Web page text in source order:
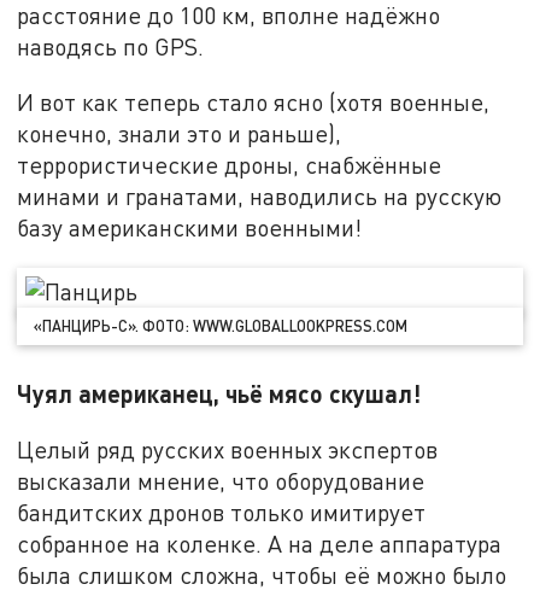
расстояние до 100 км, вполне надёжно
наводясь по GPS.
И вот как теперь стало ясно (хотя военные,
конечно, знали это и раньше),
террористические дроны, снабжённые
минами и гранатами, наводились на русскую
базу американскими военными!
«ПАНЦИРЬ-С». ФОТО: WWW.GLOBALLOOKPRESS.COM
Чуял американец, чьё мясо скушал!
Целый ряд русских военных экспертов
высказали мнение, что оборудование
бандитских дронов только имитирует
собранное на коленке. А на деле аппаратура
была слишком сложна, чтобы её можно было